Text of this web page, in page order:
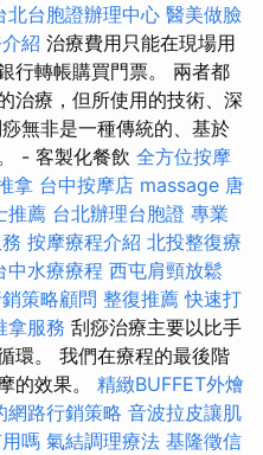
北台胞證辦理中心 醫美做臉
紹 治療費用只能在現場用
行轉帳購買門票。 兩者都
治療，但所使用的技術、深
無非是一種傳統的、基於
- 客製化餐飲 全方位按摩
拿 台中按摩店 massage 唐
推薦 台北辦理台胞證 專業
按摩療程介紹 北投整復療
中水療療程 西屯肩頸放鬆
策略顧問 整復推薦 快速打
拿服務 刮痧治療主要以比手
環。 我們在療程的最後階
的效果。 精緻BUFFET外燴
網路行銷策略 音波拉皮讓肌
嗎 氣結調理療法 基隆徵信